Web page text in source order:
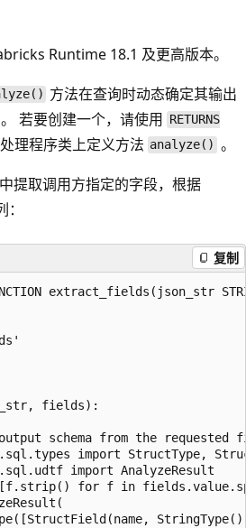
Runtime 18.1 及更高版本。
方法在查询时动态确定其输出
若要创建一个，请使用 RETURNS
理程序类上定义方法 analyze() 。
提取调用方指定的字段，根据
复制
FUNCTION extract_fields(json_str
fields):
schema from the requested
import StructType,
import AnalyzeResult
for f in